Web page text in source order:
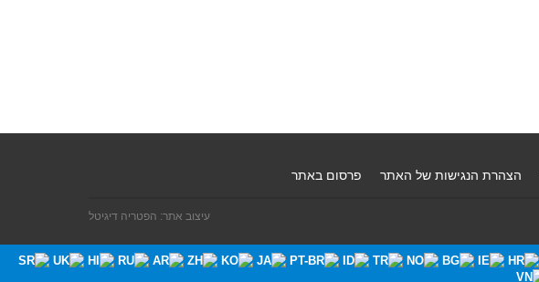
הצהרת הנגישות של האתר פרסום באתר
עיצוב אתר: הפטריה דיגיטל